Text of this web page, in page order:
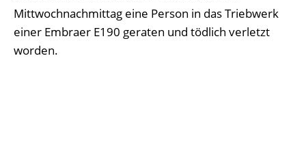
Mittwochnachmittag eine Person in das Triebwerk
einer Embraer E190 geraten und tödlich verletzt
worden.